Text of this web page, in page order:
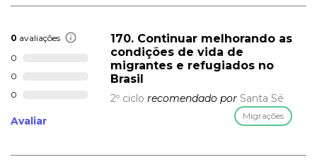
0 avaliações
0
0
0
Avaliar
170. Continuar melhorando as
condições de vida de
migrantes e refugiados no
Brasil
2º ciclo recomendado por Santa Sé
Migrações